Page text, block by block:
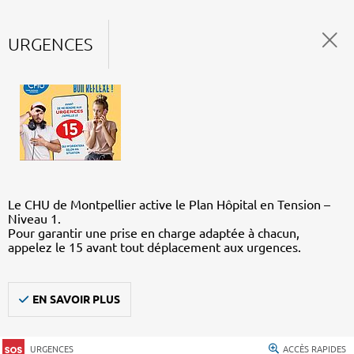
URGENCES
Le CHU de Montpellier active le Plan Hôpital en Tension –
Niveau 1.
Pour garantir une prise en charge adaptée à chacun,
appelez le 15 avant tout déplacement aux urgences.
EN SAVOIR PLUS
URGENCES ACCÈS RAPIDES